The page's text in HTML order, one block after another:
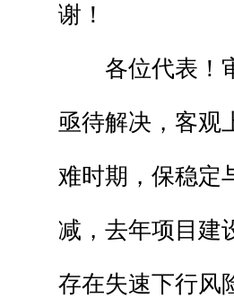
谢！
各位代表！
亟待解决，客观
难时期，保稳定
减，去年项目建
存在失速下行风